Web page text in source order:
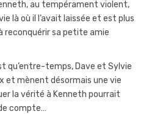
au tempérament violent,
là où il l’avait laissée et est plus
reconquérir sa petite amie
qu’entre-temps, Dave et Sylvie
et mènent désormais une vie
la vérité à Kenneth pourrait
compte…